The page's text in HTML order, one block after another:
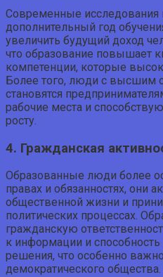
Современные
дополнительный год
увеличить будущий доход
что образование повышает
компетенции, которые
Более того, люди с высшим
становятся
рабочие места и
росту.
4. Гражданская
Образованные люди более
правах и обязанностях, они
общественной жизни и
политических процессах.
гражданскую
к информации и
решения, что особенно
демократического общества.